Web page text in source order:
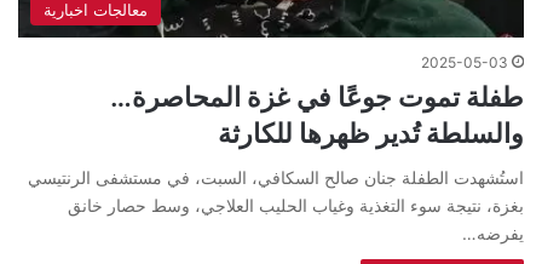
معالجات اخبارية
2025-05-03
طفلة تموت جوعًا في غزة المحاصرة…
والسلطة تُدير ظهرها للكارثة
استُشهدت الطفلة جنان صالح السكافي، السبت، في مستشفى الرنتيسي
بغزة، نتيجة سوء التغذية وغياب الحليب العلاجي، وسط حصار خانق
يفرضه…